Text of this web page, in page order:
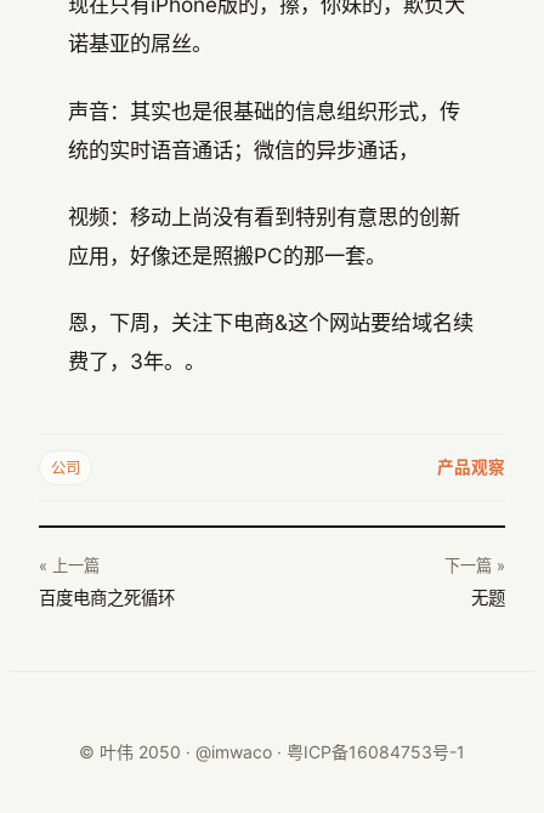
诺基亚的屌丝。
声音：其实也是很基础的信息组织形式，传
统的实时语音通话；微信的异步通话，
视频：移动上尚没有看到特别有意思的创新
应用，好像还是照搬PC的那一套。
恩，下周，关注下电商&这个网站要给域名续
费了，3年。。
公司 产品观察
« 上一篇
百度电商之死循环
下一篇 »
无题
© 叶伟 2050 · @imwaco · 粤ICP备16084753号-1